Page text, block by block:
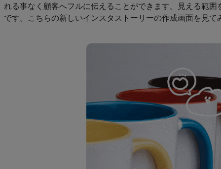
れる事なく顧客へフルに伝えることができます。見える範囲
です。こちらの新しいインスタストーリーの作成画面を見て